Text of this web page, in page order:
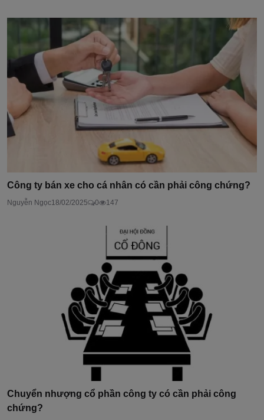
Công ty bán xe cho cá nhân có cần phải công chứng?
Nguyễn Ngọc18/02/2025 0 147
Chuyển nhượng cổ phần công ty có cần phải công
chứng?